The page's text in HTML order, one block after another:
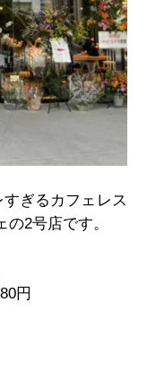
ぎるカフェレス
の2号店です。
円